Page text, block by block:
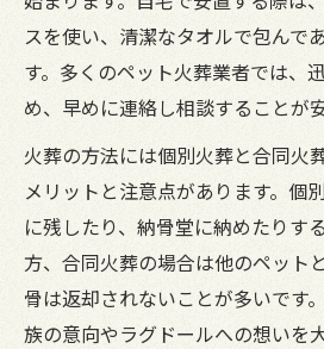
ペット葬儀における火
ラグドールの火葬後に
ペット葬儀で大切にし
遺骨の扱い方とペット
肢
ペット葬儀と供養グッ
大切な遺骨を守る手元供養
ペット葬儀後の手元供養
スを使い、清潔なタオルで包んで
す。多くのペット火葬業者では、
め、早めに連絡し相談することが
火葬の方法には個別火葬と合同火
メリットと注意点があります。個
に残したり、納骨堂に納めたりす
方、合同火葬の場合は他のペット
骨は返却されないことが多いです
族の意向やラグドールへの想いを